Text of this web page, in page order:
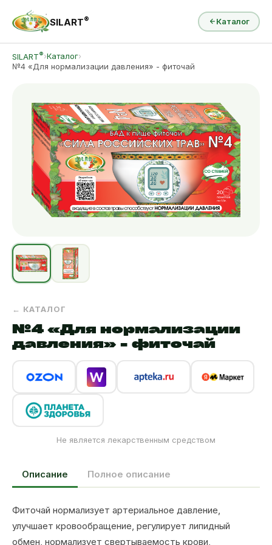
SILART® Каталог
SILART®›Каталог›
№4 «Для нормализации давления» - фиточай
← КАТАЛОГ
№4 «Для нормализации
давления» - фиточай
Не является лекарственным средством
Описание Полное описание
Фиточай нормализует артериальное давление,
улучшает кровообращение, регулирует липидный
обмен, нормализует свертываемость крови,